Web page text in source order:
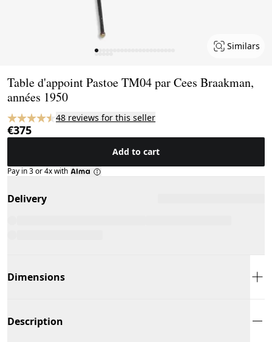
Similars
Table d'appoint Pastoe TM04 par Cees Braakman,
années 1950
48 reviews for this seller
€375
Add to cart
Pay in 3 or 4x with
Delivery
Dimensions
Description